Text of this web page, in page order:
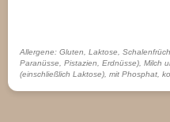
Allergene: Gluten, Laktose,
Paranüsse, Pistazien, Erdnüsse), Milch
(einschließlich Laktose), mit Phosphat,